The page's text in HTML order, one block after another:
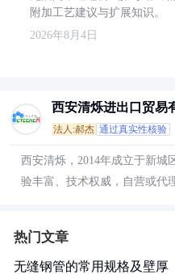
附加工艺建议与扩展知识。
2026年8月4日
西安清烁进出口贸易
法人:郝杰 通过真实性核验
西安清烁，2014年成立于新城
验丰富、技术权威，自营或代
热门文章
无缝钢管的常用规格及壁厚